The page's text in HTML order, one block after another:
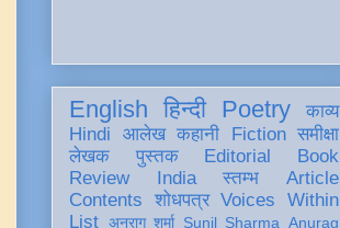
English हिन्दी Poetry
काव्य
Hindi
आलेख कहानी Fiction समीक्षा
लेखक
पुस्तक Editorial
Book
Review
India स्तम्भ
Article
Contents
शोधपत्र Voices Within
List अनुराग शर्मा Sunil Sharma Anurag